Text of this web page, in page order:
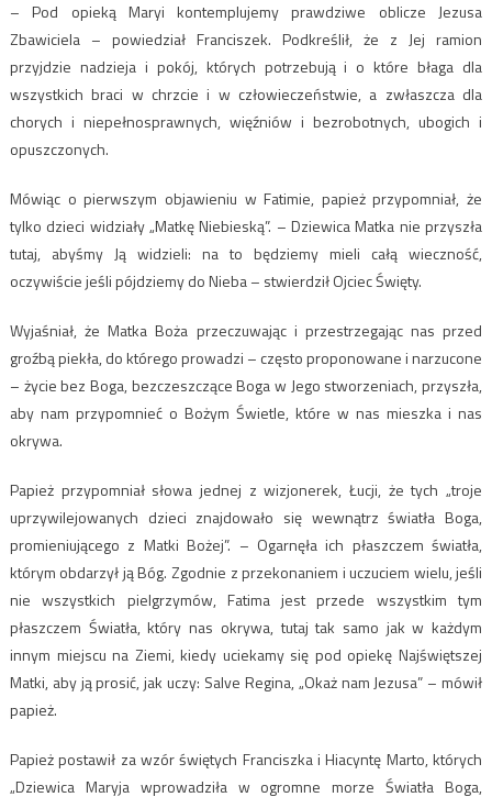
– Pod opieką Maryi kontemplujemy prawdziwe oblicze Jezusa
Zbawiciela – powiedział Franciszek. Podkreślił, że z Jej ramion
przyjdzie nadzieja i pokój, których potrzebują i o które błaga dla
wszystkich braci w chrzcie i w człowieczeństwie, a zwłaszcza dla
chorych i niepełnosprawnych, więźniów i bezrobotnych, ubogich i
opuszczonych.
Mówiąc o pierwszym objawieniu w Fatimie, papież przypomniał, że
tylko dzieci widziały „Matkę Niebieską”. – Dziewica Matka nie przyszła
tutaj, abyśmy Ją widzieli: na to będziemy mieli całą wieczność,
oczywiście jeśli pójdziemy do Nieba – stwierdził Ojciec Święty.
Wyjaśniał, że Matka Boża przeczuwając i przestrzegając nas przed
groźbą piekła, do którego prowadzi – często proponowane i narzucone
– życie bez Boga, bezczeszczące Boga w Jego stworzeniach, przyszła,
aby nam przypomnieć o Bożym Świetle, które w nas mieszka i nas
okrywa.
Papież przypomniał słowa jednej z wizjonerek, Łucji, że tych „troje
uprzywilejowanych dzieci znajdowało się wewnątrz światła Boga,
promieniującego z Matki Bożej”. – Ogarnęła ich płaszczem światła,
którym obdarzył ją Bóg. Zgodnie z przekonaniem i uczuciem wielu, jeśli
nie wszystkich pielgrzymów, Fatima jest przede wszystkim tym
płaszczem Światła, który nas okrywa, tutaj tak samo jak w każdym
innym miejscu na Ziemi, kiedy uciekamy się pod opiekę Najświętszej
Matki, aby ją prosić, jak uczy: Salve Regina, „Okaż nam Jezusa” – mówił
papież.
Papież postawił za wzór świętych Franciszka i Hiacyntę Marto, których
„Dziewica Maryja wprowadziła w ogromne morze Światła Boga,